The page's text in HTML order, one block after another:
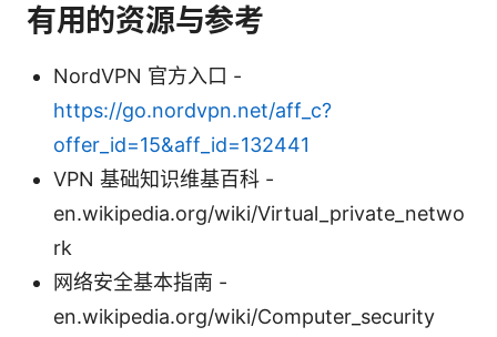
有用的资源与参考
NordVPN 官方入口 -
https://go.nordvpn.net/aff_c?
offer_id=15&aff_id=132441
VPN 基础知识维基百科 -
en.wikipedia.org/wiki/Virtual_private_netwo
rk
网络安全基本指南 -
en.wikipedia.org/wiki/Computer_security